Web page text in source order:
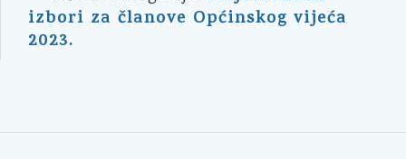
izbori za članove Općinskog vijeća
2023.